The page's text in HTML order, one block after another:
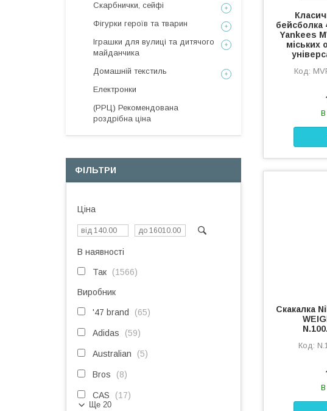
бейсболка
Yankees
міських
Скакалка
Скарбнички, сейфі
Фігурки героїв та тварин
Іграшки для вулиці та дитячого
майданчика
Домашній текстиль
Електронки
(РРЦ) Рекомендована
роздрібна ціна
ФІЛЬТРИ
Ціна
В наявності
Так 1566
Виробник
'47 brand 65
Adidas 59
Australian 5
Bros 8
CAS 17
Ще 20